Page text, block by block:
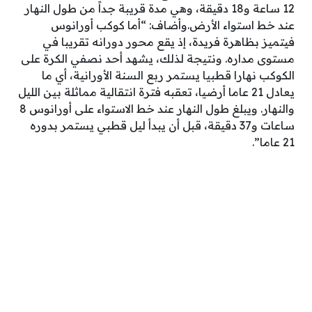
12 ساعة و18 دقيقة، وهي مدة قريبة جداً من طول النهار
عند خط استواء الأرض.وأضاف: “أما كوكب أورانوس
فيتميز بظاهرة فريدة، إذ يقع محور دورانه تقريبا في
مستوى مداره. ونتيجة لذلك، يشهد أحد نصفي الكرة على
الكوكب نهارا قطبيا يستمر ربع السنة الأورانية، أي ما
يعادل 21 عاما أرضيا، تعقبه فترة انتقالية مماثلة بين الليل
والنهار. ويبلغ طول النهار عند خط الاستواء على أورانوس 8
ساعات و37 دقيقة، قبل أن يبدأ ليل قطبي يستمر بدوره
21 عاما”.